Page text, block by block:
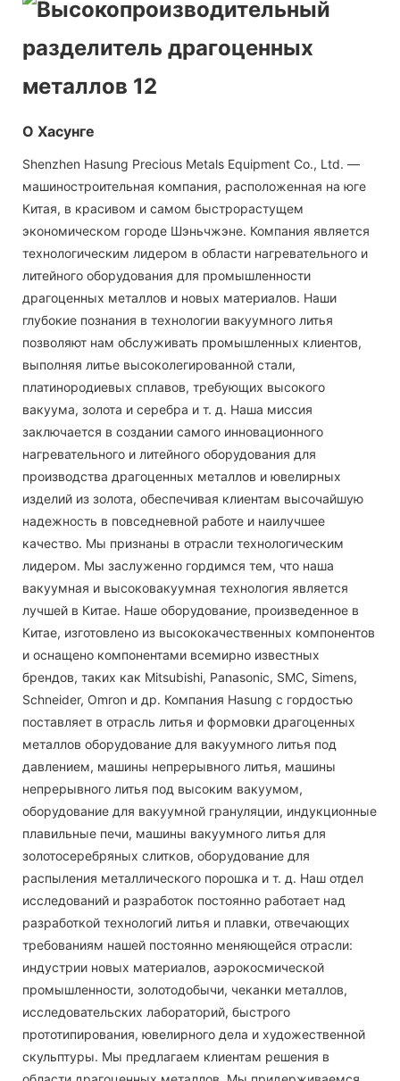
О Хасунге
Shenzhen Hasung Precious Metals Equipment Co., Ltd. —
машиностроительная компания, расположенная на юге
Китая, в красивом и самом быстрорастущем
экономическом городе Шэньчжэне. Компания является
технологическим лидером в области нагревательного и
литейного оборудования для промышленности
драгоценных металлов и новых материалов. Наши
глубокие познания в технологии вакуумного литья
позволяют нам обслуживать промышленных клиентов,
выполняя литье высоколегированной стали,
платинородиевых сплавов, требующих высокого
вакуума, золота и серебра и т. д. Наша миссия
заключается в создании самого инновационного
нагревательного и литейного оборудования для
производства драгоценных металлов и ювелирных
изделий из золота, обеспечивая клиентам высочайшую
надежность в повседневной работе и наилучшее
качество. Мы признаны в отрасли технологическим
лидером. Мы заслуженно гордимся тем, что наша
вакуумная и высоковакуумная технология является
лучшей в Китае. Наше оборудование, произведенное в
Китае, изготовлено из высококачественных компонентов
и оснащено компонентами всемирно известных
брендов, таких как Mitsubishi, Panasonic, SMC, Simens,
Schneider, Omron и др. Компания Hasung с гордостью
поставляет в отрасль литья и формовки драгоценных
металлов оборудование для вакуумного литья под
давлением, машины непрерывного литья, машины
непрерывного литья под высоким вакуумом,
оборудование для вакуумной грануляции, индукционные
плавильные печи, машины вакуумного литья для
золотосеребряных слитков, оборудование для
распыления металлического порошка и т. д. Наш отдел
исследований и разработок постоянно работает над
разработкой технологий литья и плавки, отвечающих
требованиям нашей постоянно меняющейся отрасли:
индустрии новых материалов, аэрокосмической
промышленности, золотодобычи, чеканки металлов,
исследовательских лабораторий, быстрого
прототипирования, ювелирного дела и художественной
скульптуры. Мы предлагаем клиентам решения в